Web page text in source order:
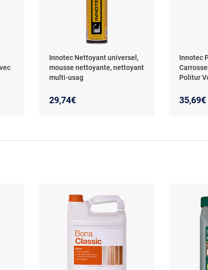
Innotec Nettoyant universel,
mousse nettoyante, nettoyant
multi-usag
29,74€
Innotec
Politur
35,69€